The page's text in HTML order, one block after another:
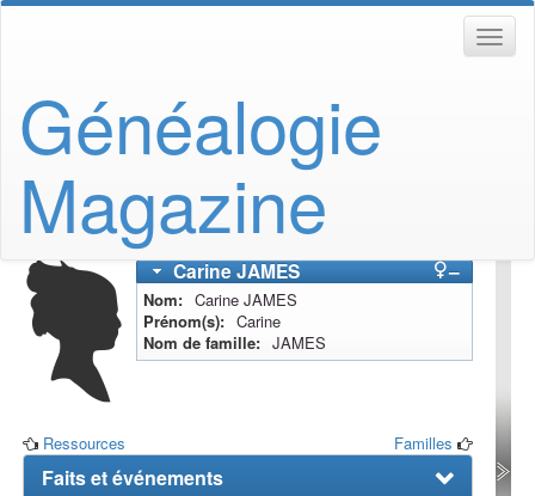
Généalogie
Magazine
CarineJAMES –
Nom Carine JAMES
Prénom(s)
Carine
Nom de famille
JAMES
Ressources Familles
Faits et événements